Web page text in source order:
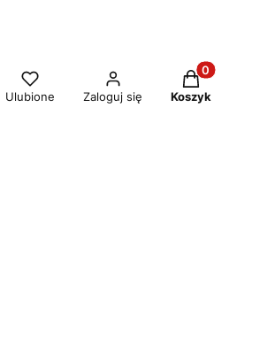
Ulubione Zaloguj się
Produkty w
Koszyk